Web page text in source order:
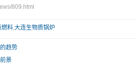
809.html
燃料,大连生物质锅炉
趋势
景